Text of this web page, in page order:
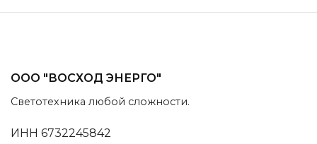
ООО "ВОСХОД ЭНЕРГО"
Светотехника любой сложности.
ИНН 6732245842